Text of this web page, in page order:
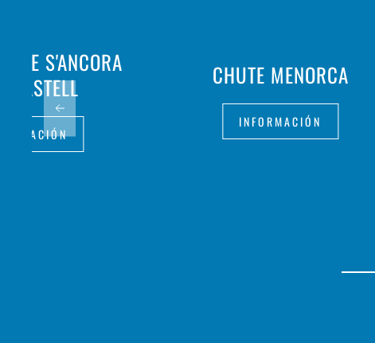
CHUTE MENORCA
INFORMACIÓN
S'ANCORA
CASTELL